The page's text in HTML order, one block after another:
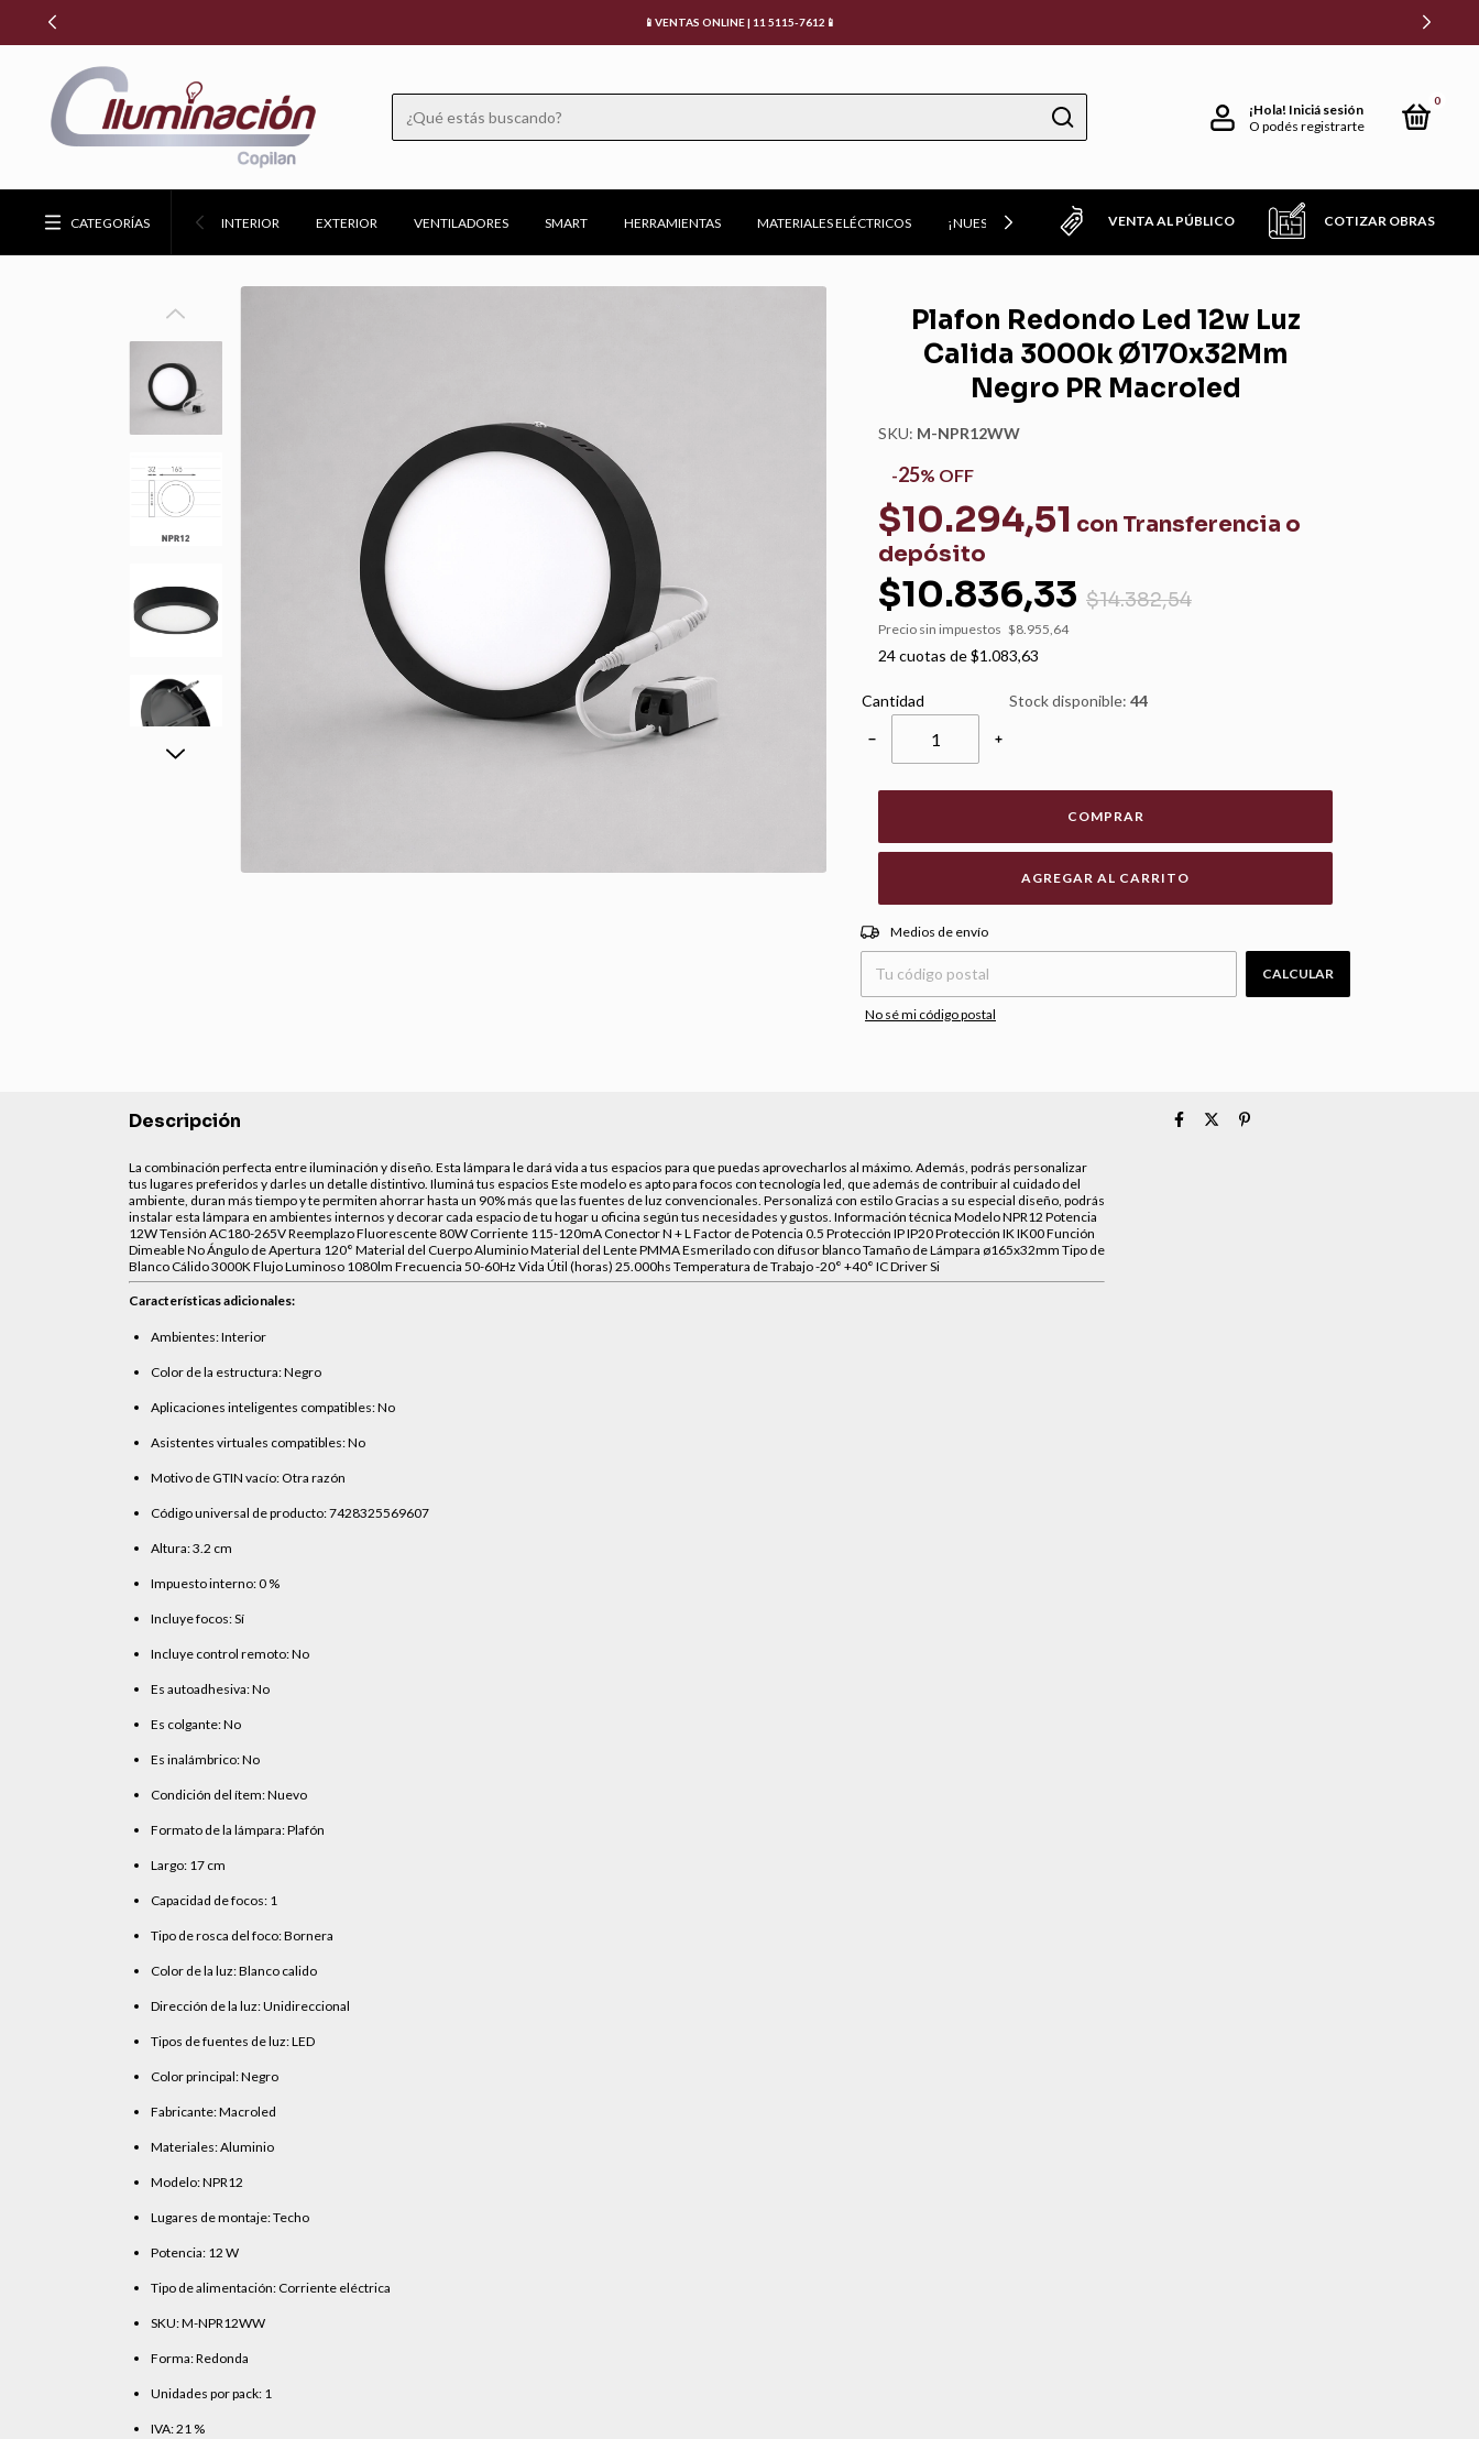
📱VENTAS ONLINE | 11 5115-7612📱
¡Hola! Iniciá sesión
O podés registrarte
0
CATEGORÍAS INTERIOR EXTERIOR VENTILADORES SMART HERRAMIENTAS MATERIALES ELÉCTRICOS ¡NUESTROS FAVORITOS! VENTA AL PÚBLICO COTIZAR OBRAS
Plafon Redondo Led 12w Luz
Calida 3000k Ø170x32Mm
Negro PR Macroled
SKU: M-NPR12WW
-25% OFF
$10.294,51 con Transferencia o
depósito
$10.836,33 $14.382,54
Precio sin impuestos $8.955,64
24cuotas de$1.083,63
Cantidad
− +
Stock disponible: 44
COMPRAR
Entregas para el CP:
Medios de envío
CALCULAR
No sé mi código postal
Descripción
La combinación perfecta entre iluminación y diseño. Esta lámpara le dará vida a tus espacios para que puedas aprovecharlos al máximo. Además, podrás personalizar
tus lugares preferidos y darles un detalle distintivo. Iluminá tus espacios Este modelo es apto para focos con tecnología led, que además de contribuir al cuidado del
ambiente, duran más tiempo y te permiten ahorrar hasta un 90% más que las fuentes de luz convencionales. Personalizá con estilo Gracias a su especial diseño, podrás
instalar esta lámpara en ambientes internos y decorar cada espacio de tu hogar u oficina según tus necesidades y gustos. Información técnica Modelo NPR12 Potencia
12W Tensión AC180-265V Reemplazo Fluorescente 80W Corriente 115-120mA Conector N + L Factor de Potencia 0.5 Protección IP IP20 Protección IK IK00 Función
Dimeable No Ángulo de Apertura 120° Material del Cuerpo Aluminio Material del Lente PMMA Esmerilado con difusor blanco Tamaño de Lámpara ø165x32mm Tipo de
Blanco Cálido 3000K Flujo Luminoso 1080lm Frecuencia 50-60Hz Vida Útil (horas) 25.000hs Temperatura de Trabajo -20° +40° IC Driver Si
Características adicionales:
Ambientes: Interior
Color de la estructura: Negro
Aplicaciones inteligentes compatibles: No
Asistentes virtuales compatibles: No
Motivo de GTIN vacío: Otra razón
Código universal de producto: 7428325569607
Altura: 3.2 cm
Impuesto interno: 0 %
Incluye focos: Sí
Incluye control remoto: No
Es autoadhesiva: No
Es colgante: No
Es inalámbrico: No
Condición del ítem: Nuevo
Formato de la lámpara: Plafón
Largo: 17 cm
Capacidad de focos: 1
Tipo de rosca del foco: Bornera
Color de la luz: Blanco calido
Dirección de la luz: Unidireccional
Tipos de fuentes de luz: LED
Color principal: Negro
Fabricante: Macroled
Materiales: Aluminio
Modelo: NPR12
Lugares de montaje: Techo
Potencia: 12 W
Tipo de alimentación: Corriente eléctrica
SKU: M-NPR12WW
Forma: Redonda
Unidades por pack: 1
IVA: 21 %